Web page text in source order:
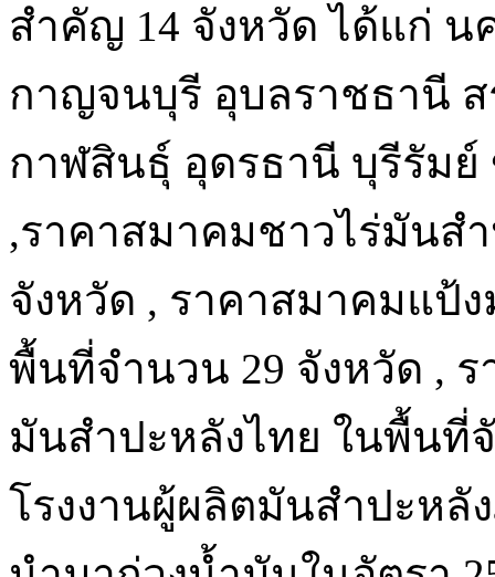
สำคัญ 14 จังหวัด ได้แก่ น
กาญจนบุรี อุบลราชธานี ส
กาฬสินธุ์ อุดรธานี บุรีรัมย์
,ราคาสมาคมชาวไร่มันส
จังหวัด , ราคาสมาคมแป้
พื้นที่จำนวน 29 จังหวัด ,
มันสำปะหลังไทย ในพื้นที่
โรงงานผู้ผลิตมันสำปะหลั